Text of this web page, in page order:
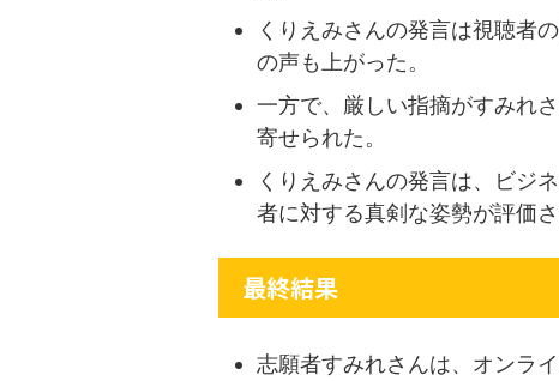
くりえみさんの発言は視聴者
の声も上がった。
一方で、厳しい指摘がすみれ
寄せられた。
くりえみさんの発言は、ビジ
者に対する真剣な姿勢が評価さ
最終結果
志願者すみれさんは、オンラ